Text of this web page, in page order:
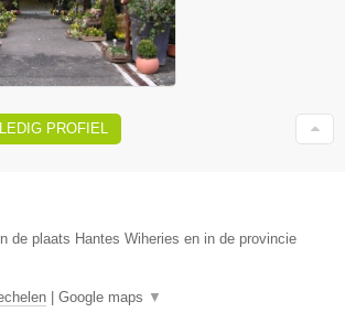
PROFIEL
de plaats Hantes Wiheries en in de provincie
Google maps ▼